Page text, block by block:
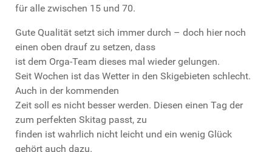
für alle zwischen 15 und 70.
Gute Qualität setzt sich immer durch – doch hier noch
einen oben drauf zu setzen, dass
ist dem Orga-Team dieses mal wieder gelungen.
Seit Wochen ist das Wetter in den Skigebieten schlecht.
Auch in der kommenden
Zeit soll es nicht besser werden. Diesen einen Tag der
zum perfekten Skitag passt, zu
finden ist wahrlich nicht leicht und ein wenig Glück
gehört auch dazu.